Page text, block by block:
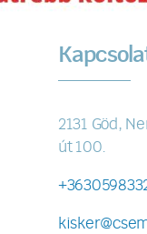
2131 Göd,
út 100.